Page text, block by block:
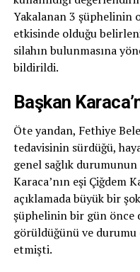
Yakalanan 3 şüphelinin
etkisinde olduğu
silahın bulunmasına
bildirildi.
Başkan
Öte yandan, Fethiye
tedavisinin sürdüğü,
genel sağlık
Karaca’nın eşi Çiğdem
açıklamada büyük bir
şüphelinin bir gün önce
görüldüğünü ve
etmişti.